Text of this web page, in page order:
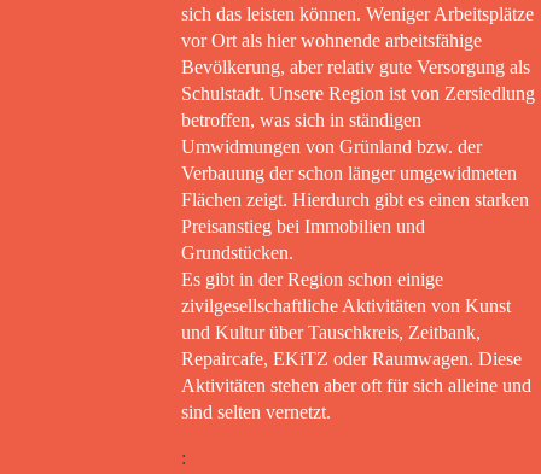
sich das leisten können. Weniger Arbeitsplätze
vor Ort als hier wohnende arbeitsfähige
Bevölkerung, aber relativ gute Versorgung als
Schulstadt. Unsere Region ist von Zersiedlung
betroffen, was sich in ständigen
Umwidmungen von Grünland bzw. der
Verbauung der schon länger umgewidmeten
Flächen zeigt. Hierdurch gibt es einen starken
Preisanstieg bei Immobilien und
Grundstücken.
Es gibt in der Region schon einige
zivilgesellschaftliche Aktivitäten von Kunst
und Kultur über Tauschkreis, Zeitbank,
Repaircafe, EKiTZ oder Raumwagen. Diese
Aktivitäten stehen aber oft für sich alleine und
sind selten vernetzt.
: